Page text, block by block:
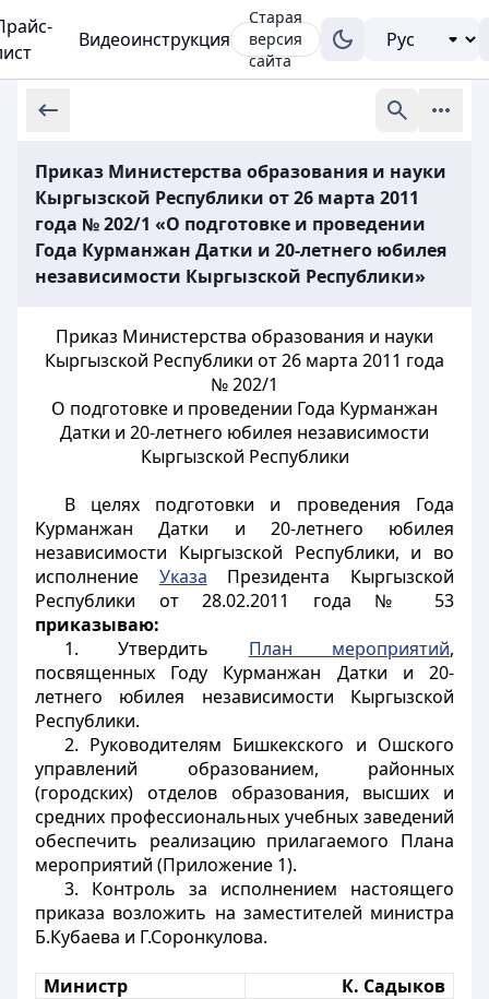
Видеоинструкция
Старая
версия
сайта
Приказ Министерства образования и науки
Кыргызской Республики от 26 марта 2011
года № 202/1 «О подготовке и проведении
Года Курманжан Датки и 20-летнего юбилея
независимости Кыргызской Республики»
Приказ Министерства образования и науки
Кыргызской Республики от 26 марта 2011 года
№ 202/1
О подготовке и проведении Года Курманжан
Датки и 20-летнего юбилея независимости
Кыргызской Республики
В целях подготовки и проведения Года
Курманжан Датки и 20-летнего юбилея
независимости Кыргызской Республики, и во
исполнение Указа Президента Кыргызской
Республики от 28.02.2011 года № 53
приказываю:
1. Утвердить План мероприятий,
посвященных Году Курманжан Датки и 20-
летнего юбилея независимости Кыргызской
Республики.
2. Руководителям Бишкекского и Ошского
управлений образованием, районных
(городских) отделов образования, высших и
средних профессиональных учебных заведений
обеспечить реализацию прилагаемого Плана
мероприятий (Приложение 1).
3. Контроль за исполнением настоящего
приказа возложить на заместителей министра
Б.Кубаева и Г.Соронкулова.
Министр К. Садыков